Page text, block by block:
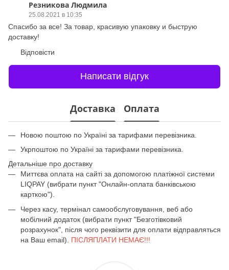
Резникова Людмила
25.08.2021 в 10:35
Спасибо за все! За товар, красивую упаковку и быструю
доставку!
Відповісти
Написати відгук
Доставка Оплата
Новою поштою по Україні за тарифами перевізника.
Укрпоштою по Україні за тарифами перевізника.
Детальніше про доставку
Миттєва оплата на сайті за допомогою платіжної системи
LIQPAY (вибрати пункт "Онлайн-оплата банківською
карткою").
Через касу, термінал самообслуговування, веб або
мобілний додаток (вибрати пункт "Безготівковий
розрахунок", після чого реквізити для оплати відправляться
на Ваш email). ПІСЛЯПЛАТИ НЕМАЄ!!!